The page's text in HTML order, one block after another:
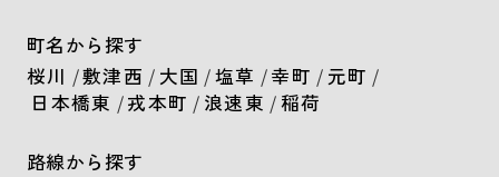
町名から探す
桜川 /敷津西 / 大国 /塩草 /幸町 / 元町 /
日本橋東 /戎本町 / 浪速東 /稲荷
路線から探す